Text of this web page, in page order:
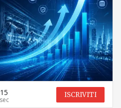
14 ISCRIVITI